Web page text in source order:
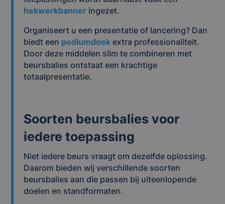
hekwerkbanner ingezet.
Organiseert u een presentatie of lancering? Dan
biedt een podiumdoek extra professionaliteit.
Door deze middelen slim te combineren met
beursbalies ontstaat een krachtige
totaalpresentatie.
Soorten beursbalies voor
iedere toepassing
Niet iedere beurs vraagt om dezelfde oplossing.
Daarom bieden wij verschillende soorten
beursbalies aan die passen bij uiteenlopende
doelen en standformaten.